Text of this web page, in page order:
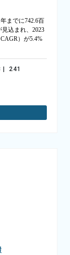
までに742.6百
込まれ、2023
）が5.4%
| 241